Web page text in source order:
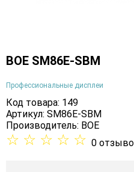
BOE SM86E-SBM
Профессиональные дисплеи
Код товара: 149
Артикул: SM86E-SBM
Производитель: BOE
☆ ☆ ☆ ☆ ☆ 0